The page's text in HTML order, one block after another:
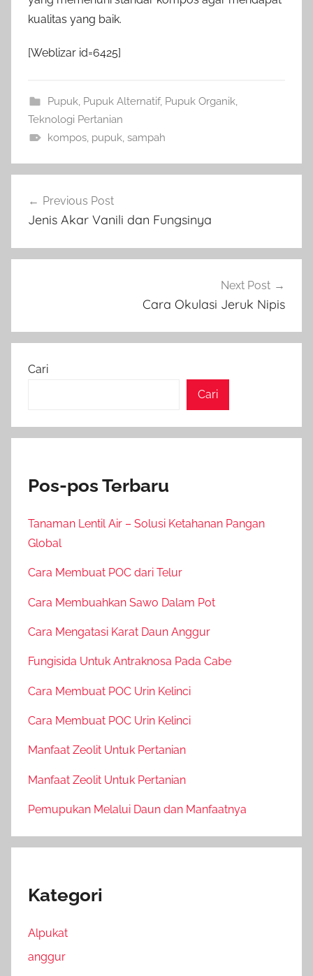
kualitas yang baik.
[Weblizar id=6425]
Pupuk, Pupuk Alternatif, Pupuk Organik,
Teknologi Pertanian
kompos, pupuk, sampah
pos
Previous Post
Jenis Akar Vanili dan Fungsinya
Next Post
Cara Okulasi Jeruk Nipis
Cari
Cari
Pos-pos Terbaru
Tanaman Lentil Air – Solusi Ketahanan Pangan
Global
Cara Membuat POC dari Telur
Cara Membuahkan Sawo Dalam Pot
Cara Mengatasi Karat Daun Anggur
Fungisida Untuk Antraknosa Pada Cabe
Cara Membuat POC Urin Kelinci
Cara Membuat POC Urin Kelinci
Manfaat Zeolit Untuk Pertanian
Manfaat Zeolit Untuk Pertanian
Pemupukan Melalui Daun dan Manfaatnya
Kategori
Alpukat
anggur